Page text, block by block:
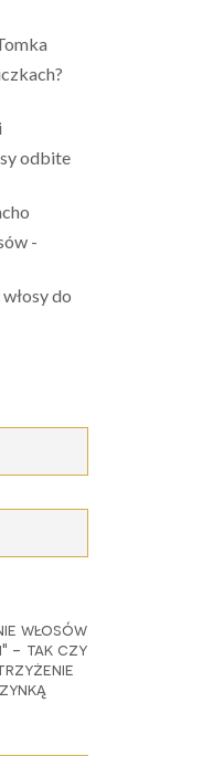
odbite
-
do
włosów
- tak czy